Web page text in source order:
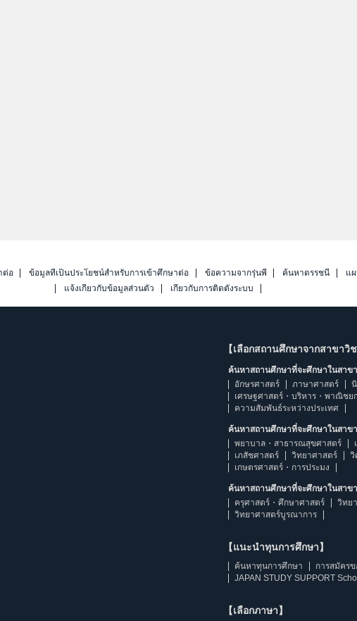
ต่อ ข้อมูลที่เป็นประโยชน์สำหรับการเข้าศึกษาต่อ ข้อความจากรุ่นพี่ ค้นหาดรรชนี แ
แจ้งเกี่ยวกับข้อมูลส่วนตัว
เกี่ยวกับการติดตั้งระบบ
【เลือกสถานศึกษาจากสาขาวิช
ค้นหาสถานศึกษาที่จะศึกษาในสาข
อักษรศาสตร์
ภาษาศาสตร์
เศรษฐศาสตร์・บริหาร・พาณิชย
ความสัมพันธ์ระหว่างประเทศ
ค้นหาสถานศึกษาที่จะศึกษาในสาข
พยาบาล・สาธารณสุขศาสตร์
เภสัชศาสตร์
วิทยาศาสตร์
วิ
เกษตรศาสตร์・การประมง
ค้นหาสถานศึกษาที่จะศึกษาในสาข
ครุศาสตร์・ศึกษาศาสตร์
วิทย
วิทยาศาสตร์บูรณาการ
【แนะนำทุนการศึกษา】
ค้นหาทุนการศึกษา
การสมัคร
JAPAN STUDY SUPPORT
【เลือกภาษา】